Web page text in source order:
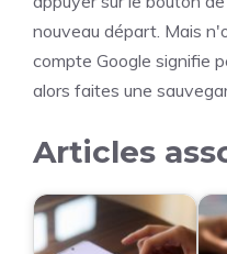
nouveau départ. Mais
compte Google signifie
alors faites une
Articles